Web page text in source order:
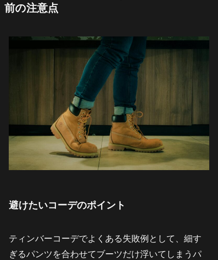
前の注意点
避けたいコーデのポイント
ティンバーコーデでよくある失敗例として、細す
ぎるパンツを合わせてブーツだけ浮いてしまうパ